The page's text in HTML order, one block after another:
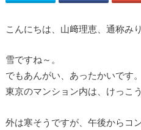
こんにちは、山﨑理恵、通称み
雪ですね～。
でもあんがい、あったかいです。
東京のマンション内は、けっこ
外は寒そうですが、午後からコ